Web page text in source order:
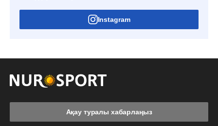
Instagram
Ақау туралы хабарлаңыз